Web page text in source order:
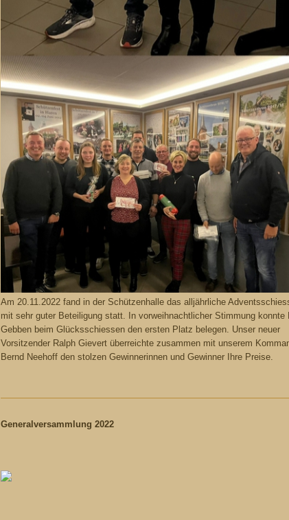
Am 20.11.2022 fand in der Schützenhalle das alljährliche
mit sehr guter Beteiligung statt. In vorweihnachtlicher Stimmung konnte
Gebben beim Glücksschiessen den ersten Platz belegen. Unser neuer
Vorsitzender Ralph Gievert überreichte zusammen mit unserem
Bernd Neehoff den stolzen Gewinnerinnen und Gewinner Ihre Preise.
Generalversammlung 2022